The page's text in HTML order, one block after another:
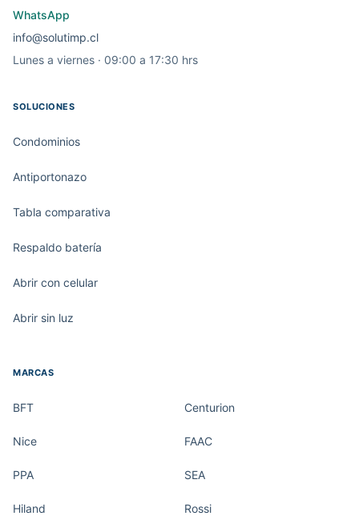
WhatsApp
info@solutimp.cl
Lunes a viernes · 09:00 a 17:30 hrs
SOLUCIONES
Condominios
Antiportonazo
Tabla comparativa
Respaldo batería
Abrir con celular
Abrir sin luz
MARCAS
BFT Centurion
Nice FAAC
PPA SEA
Hiland Rossi